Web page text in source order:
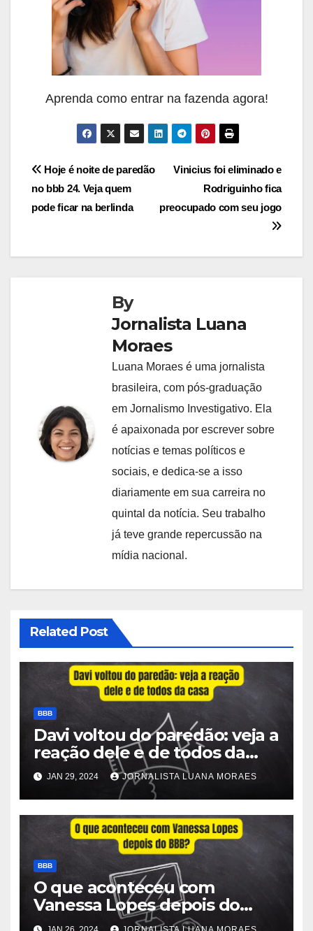
Aprenda como entrar na fazenda agora!
Navegação
de
Vinicius foi eliminado e
Rodriguinho fica
preocupado com seu jogo
Hoje é noite de paredão
no bbb 24. Veja quem
pode ficar na berlinda
By
Jornalista Luana
Moraes
Luana Moraes é uma jornalista
brasileira, com pós-graduação
em Jornalismo Investigativo. Ela
é apaixonada por escrever sobre
notícias e temas políticos e
sociais, e dedica-se a isso
diariamente em sua carreira no
quintal da notícia. Seu trabalho
já teve grande repercussão na
mídia nacional.
Related Post
BBB
Davi voltou do paredão: veja a
reação dele e de todos da
casa
JAN 29, 2024 JORNALISTA LUANA MORAES
BBB
O que aconteceu com
Vanessa Lopes depois do
BBB?